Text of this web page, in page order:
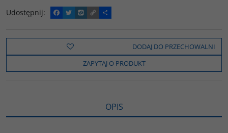
Udostępnij:
F
a
e
o
k
T
w
t
t
e
W
y
o
C
o
y
i
n
k
P
o
z
e
l
s
DODAJ DO PRZECHOWALNI
ZAPYTAJ O PRODUKT
OPIS